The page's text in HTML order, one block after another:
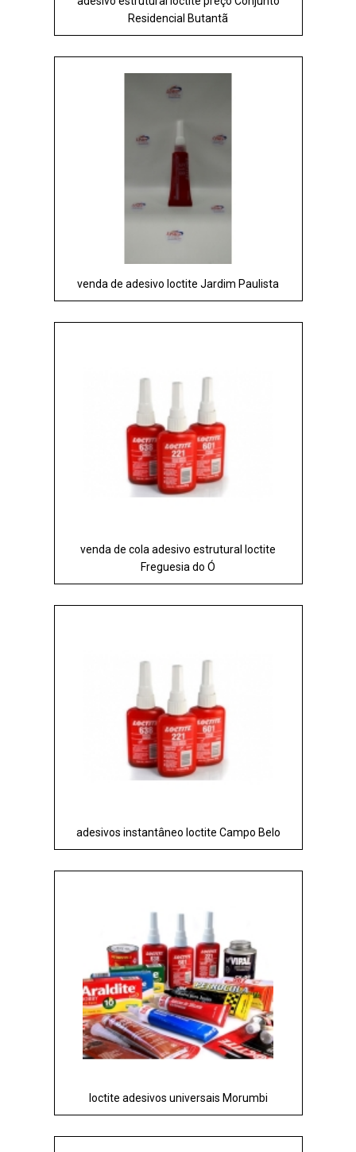
Residencial Butantã
venda de adesivo loctite Jardim Paulista
venda de cola adesivo estrutural loctite
Freguesia do Ó
adesivos instantâneo loctite Campo Belo
loctite adesivos universais Morumbi